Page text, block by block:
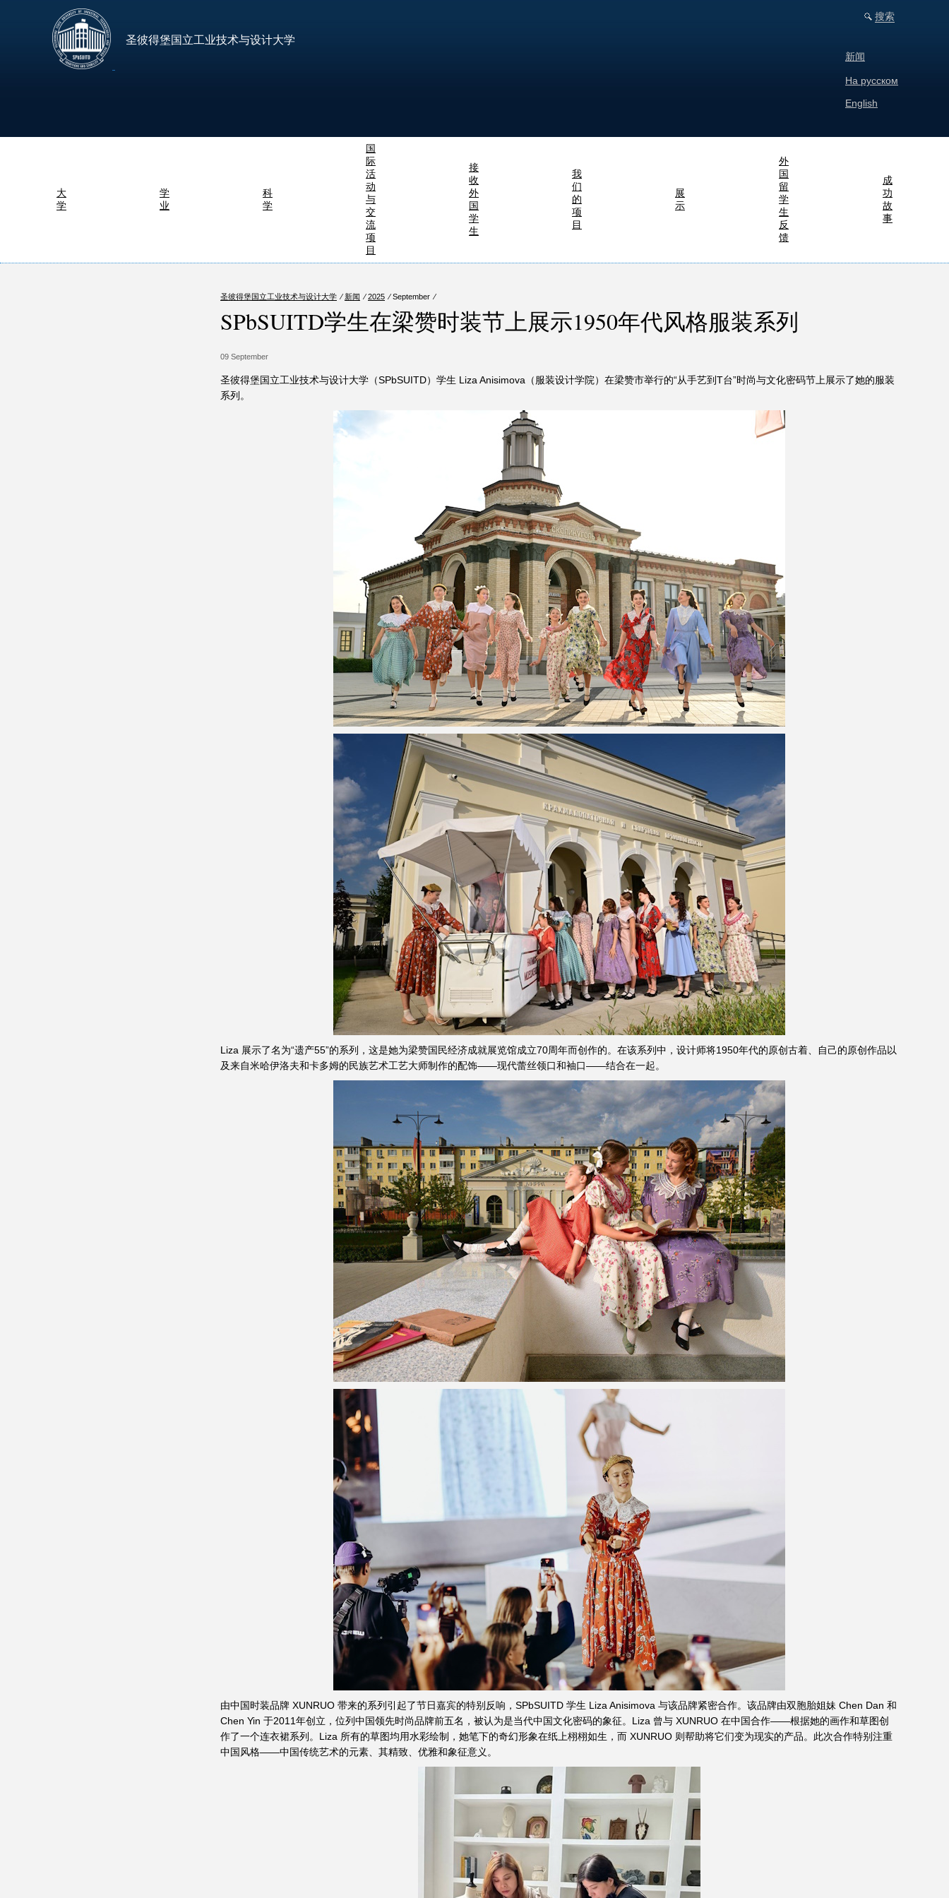
圣彼得堡国立工业技术与设计大学
搜索
新闻
На русском
English
大
学
学
业
科
学
国
际
活
动
与
交
流
项
目
接
收
外
国
学
生
我
们
的
项
目
展
示
外
国
留
学
生
反
馈
成
功
故
事
圣彼得堡国立工业技术与设计大学 ⁄ 新闻 ⁄2025 ⁄ September ⁄
SPbSUITD学生在梁赞时装节上展示1950年代风格服装系列
09 September
圣彼得堡国立工业技术与设计大学（SPbSUITD）学生 Liza Anisimova（服装设计学院）在梁赞市举行的“从手艺到T台”时尚与文化密码节上展示了她的服装
系列。
Liza 展示了名为“遗产55”的系列，这是她为梁赞国民经济成就展览馆成立70周年而创作的。在该系列中，设计师将1950年代的原创古着、自己的原创作品以
及来自米哈伊洛夫和卡多姆的民族艺术工艺大师制作的配饰——现代蕾丝领口和袖口——结合在一起。
由中国时装品牌 XUNRUO 带来的系列引起了节日嘉宾的特别反响，SPbSUITD 学生 Liza Anisimova 与该品牌紧密合作。该品牌由双胞胎姐妹 Chen Dan 和
Chen Yin 于2011年创立，位列中国领先时尚品牌前五名，被认为是当代中国文化密码的象征。Liza 曾与 XUNRUO 在中国合作——根据她的画作和草图创
作了一个连衣裙系列。Liza 所有的草图均用水彩绘制，她笔下的奇幻形象在纸上栩栩如生，而 XUNRUO 则帮助将它们变为现实的产品。此次合作特别注重
中国风格——中国传统艺术的元素、其精致、优雅和象征意义。